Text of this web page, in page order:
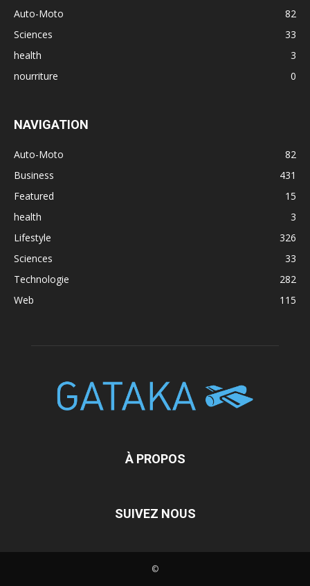
Auto-Moto
82
Sciences
33
health
3
nourriture
0
NAVIGATION
Auto-Moto
82
Business
431
Featured
15
health
3
Lifestyle
326
Sciences
33
Technologie
282
Web
115
À PROPOS
SUIVEZ NOUS
©